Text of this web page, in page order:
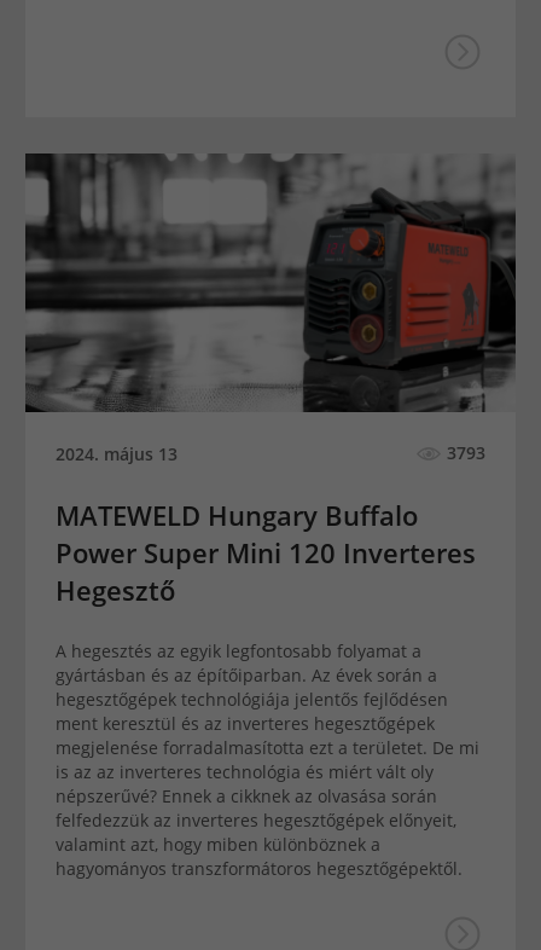
2024. május 13 3793
MATEWELD Hungary Buffalo
Power Super Mini 120 Inverteres
Hegesztő
A hegesztés az egyik legfontosabb folyamat a
gyártásban és az építőiparban. Az évek során a
hegesztőgépek technológiája jelentős fejlődésen
ment keresztül és az inverteres hegesztőgépek
megjelenése forradalmasította ezt a területet. De mi
is az az inverteres technológia és miért vált oly
népszerűvé? Ennek a cikknek az olvasása során
felfedezzük az inverteres hegesztőgépek előnyeit,
valamint azt, hogy miben különböznek a
hagyományos transzformátoros hegesztőgépektől.